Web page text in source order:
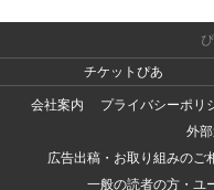
チケットぴあ
会社案内
プライバシーポリ
外
広告出稿・お取り組みのご
一般の読者の方・ユ